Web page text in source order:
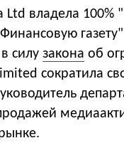
Ltd владела
силу закона об
сократила